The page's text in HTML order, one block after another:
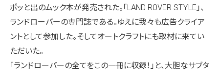
ポッと出のムック本が発売された。「LAND ROVER STYLE」、
ランドローバーの専門誌である。ゆえに我々も広告クライア
ントとして参加した。そしてオートクラフトにも取材に来てい
ただいた。
「ランドローバーの全てをこの一冊に収録！」と、大胆なサブタ